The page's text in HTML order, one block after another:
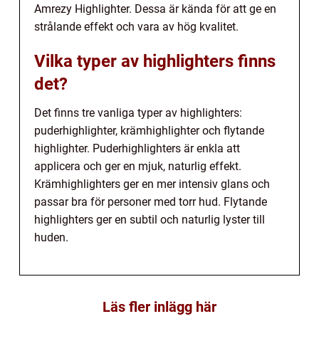
Amrezy Highlighter. Dessa är kända för att ge en
strålande effekt och vara av hög kvalitet.
Vilka typer av highlighters finns
det?
Det finns tre vanliga typer av highlighters:
puderhighlighter, krämhighlighter och flytande
highlighter. Puderhighlighters är enkla att
applicera och ger en mjuk, naturlig effekt.
Krämhighlighters ger en mer intensiv glans och
passar bra för personer med torr hud. Flytande
highlighters ger en subtil och naturlig lyster till
huden.
Läs fler inlägg här